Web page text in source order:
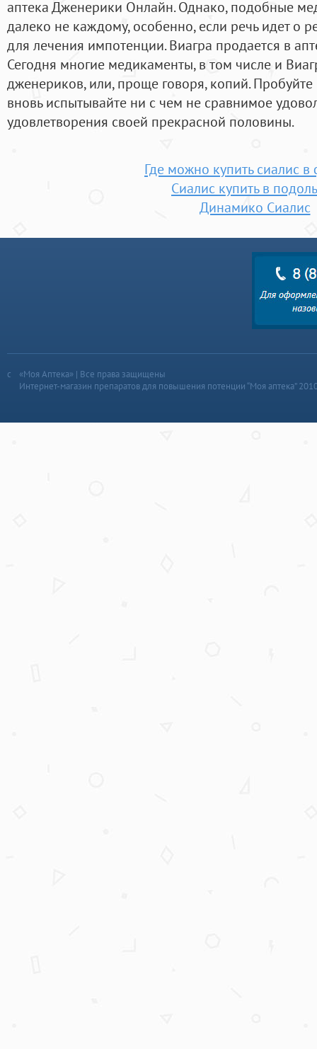
аптека Джeнерики Онлайн. Однако, подобные
далеко не каждому, особенно, если речь идет о
для лечения импотенции. Виагра продается в
Сегодня многие медикаменты, в том числе и
дженериков, или, проще говоря, копий.
вновь испытывайте ни с чем не сравнимое
удовлетворения своей прекрасной половины.
Где можно купить сиалис в
Сиалис купить в
Динамико Сиалис
«Моя Аптека» | Все права защищены
Интернет-магазин препаратов для повышения потенции “Моя аптека”